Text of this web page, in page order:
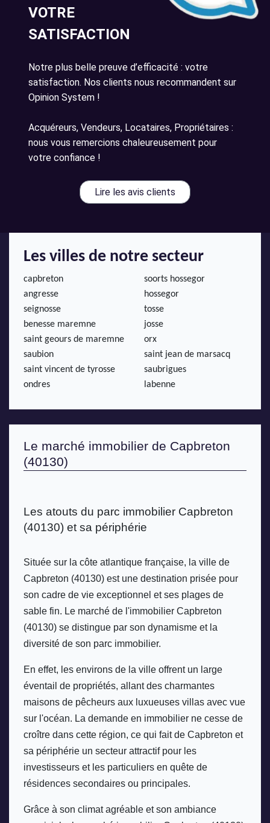
VOTRE
SATISFACTION
Notre plus belle preuve d’efficacité : votre
satisfaction. Nos clients nous recommandent sur
Opinion System !
Acquéreurs, Vendeurs, Locataires, Propriétaires :
nous vous remercions chaleureusement pour
votre confiance !
Lire les avis clients
Les villes de notre secteur
capbreton
soorts hossegor
angresse
hossegor
seignosse
tosse
benesse maremne
josse
saint geours de maremne
orx
saubion
saint jean de marsacq
saint vincent de tyrosse
saubrigues
ondres
labenne
Le marché immobilier de Capbreton
(40130)
Les atouts du parc immobilier Capbreton
(40130) et sa périphérie
Située sur la côte atlantique française, la ville de
Capbreton (40130) est une destination prisée pour
son cadre de vie exceptionnel et ses plages de
sable fin. Le marché de l'immobilier Capbreton
(40130) se distingue par son dynamisme et la
diversité de son parc immobilier.
En effet, les environs de la ville offrent un large
éventail de propriétés, allant des charmantes
maisons de pêcheurs aux luxueuses villas avec vue
sur l'océan. La demande en immobilier ne cesse de
croître dans cette région, ce qui fait de Capbreton et
sa périphérie un secteur attractif pour les
investisseurs et les particuliers en quête de
résidences secondaires ou principales.
Grâce à son climat agréable et son ambiance